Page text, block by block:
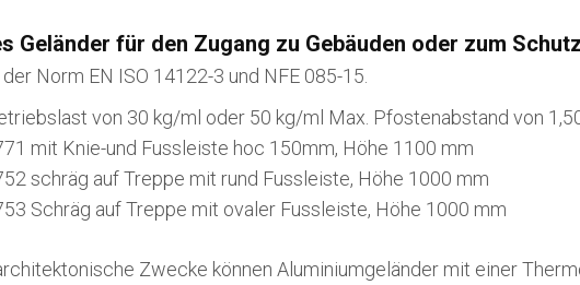
Geländer für den Zugang zu Gebäuden oder zum
Norm EN ISO 14122-3 und NFE 085-15.
von 30 kg/ml oder 50 kg/ml Max. Pfostenabstand von
mit Knie-und Fussleiste hoc 150mm, Höhe 1100 mm
schräg auf Treppe mit rund Fussleiste, Höhe 1000 mm
Schräg auf Treppe mit ovaler Fussleiste, Höhe 1000 mm
Zwecke können Aluminiumgeländer mit einer